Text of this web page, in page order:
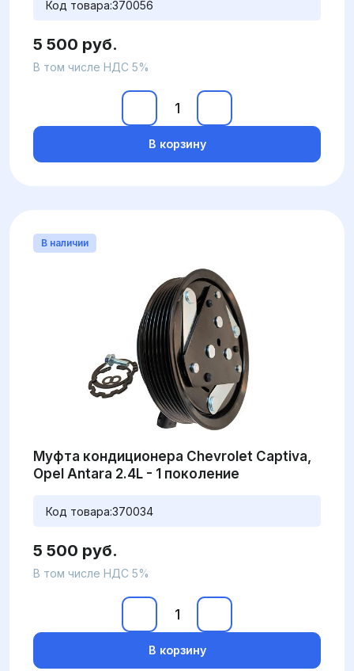
Код товара:370056
5 500 руб.
В том числе НДС 5%
В корзину
В наличии
Муфта кондиционера Chevrolet Captiva,
Opel Antara 2.4L - 1 поколение
Код товара:370034
5 500 руб.
В том числе НДС 5%
В корзину